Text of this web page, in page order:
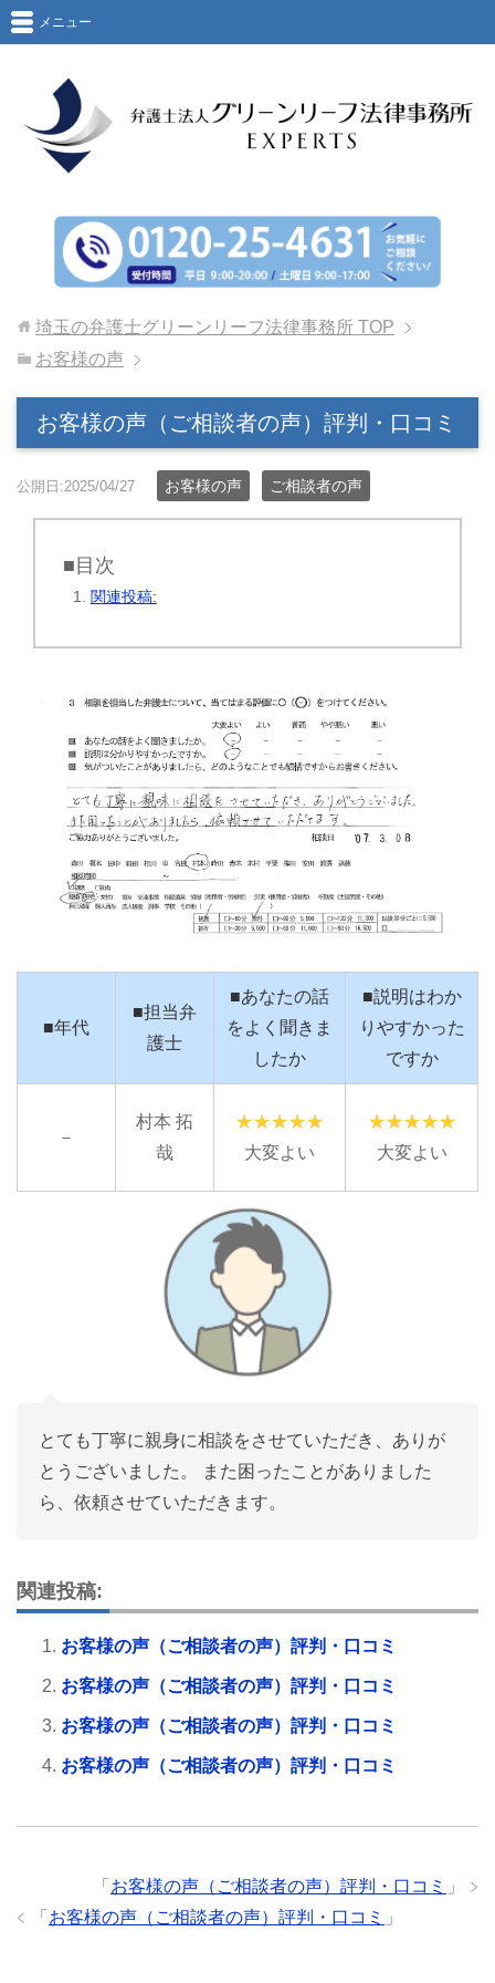
メニュー
埼玉の弁護士グリーンリーフ法律事務所 TOP
お客様の声
お客様の声（ご相談者の声）評判・口コミ
公開日:2025/04/27 お客様の声 ご相談者の声
■目次
関連投稿:
■年代
■担当弁
護士
■あなたの話
をよく聞きま
したか
■説明はわか
りやすかった
ですか
－
村本 拓
哉
大変よい 大変よい
とても丁寧に親身に相談をさせていただき、ありが
とうございました。 また困ったことがありました
ら、依頼させていただきます。
関連投稿:
お客様の声（ご相談者の声）評判・口コミ
お客様の声（ご相談者の声）評判・口コミ
お客様の声（ご相談者の声）評判・口コミ
お客様の声（ご相談者の声）評判・口コミ
「 お客様の声（ご相談者の声）評判・口コミ
」
「 お客様の声（ご相談者の声）評判・口コミ 」